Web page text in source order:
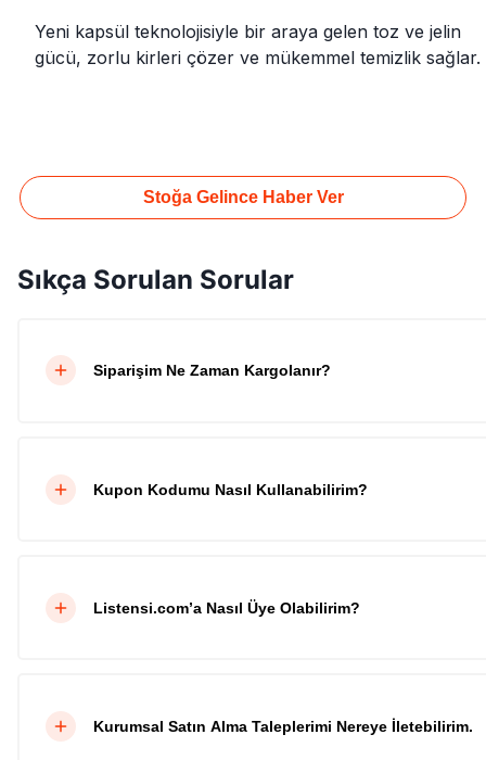
Yeni kapsül teknolojisiyle bir araya gelen toz ve jelin
gücü, zorlu kirleri çözer ve mükemmel temizlik sağlar.
Stoğa Gelince Haber Ver
Sıkça Sorulan Sorular
Siparişim Ne Zaman Kargolanır?
Kupon Kodumu Nasıl Kullanabilirim?
Listensi.com’a Nasıl Üye Olabilirim?
Kurumsal Satın Alma Taleplerimi Nereye İletebilirim.